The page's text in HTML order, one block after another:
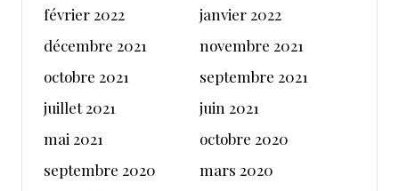
février 2022
janvier 2022
décembre 2021
novembre 2021
octobre 2021
septembre 2021
juillet 2021
juin 2021
mai 2021
octobre 2020
septembre 2020
mars 2020